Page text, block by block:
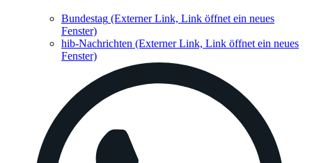
Bundestag (Externer Link, Link öffnet ein neues
Fenster)
hib-Nachrichten (Externer Link, Link öffnet ein neues
Fenster)